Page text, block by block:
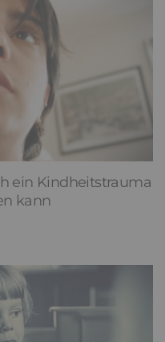
ein Kindheitstrauma
kann